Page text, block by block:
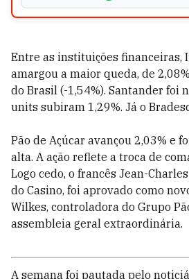
Entre as instituições financeiras,
amargou a maior queda, de
do Brasil (-1,54%). Santander foi
units subiram 1,29%. Já o
Pão de Açúcar avançou 2,03% e
alta. A ação reflete a troca de
Logo cedo, o francês Jean-
do Casino, foi aprovado como
Wilkes, controladora do Grupo
assembleia geral extraordinária.
A semana foi pautada pelo